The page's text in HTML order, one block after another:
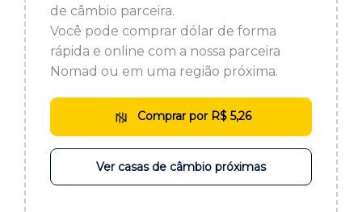
de câmbio parceira.
Você pode comprar dólar de forma
rápida e online com a nossa parceira
Nomad ou em uma região próxima.
Comprar por R$ 5,26
Ver casas de câmbio próximas